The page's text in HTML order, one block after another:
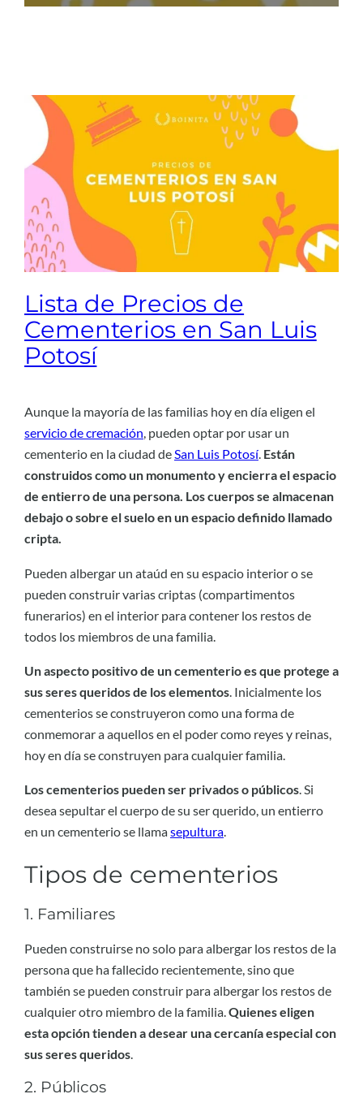
Lista de Precios de
Cementerios en San Luis
Potosí
Aunque la mayoría de las familias hoy en día eligen el
servicio de cremación, pueden optar por usar un
cementerio en la ciudad deSan Luis Potosí. Están
construidos como un monumento y encierra el espacio
de entierro de una persona. Los cuerpos se almacenan
debajo o sobre el suelo en un espacio definido llamado
cripta.
Pueden albergar un ataúd en su espacio interior o se
pueden construir varias criptas (compartimentos
funerarios) en el interior para contener los restos de
todos los miembros de una familia.
Un aspecto positivo de un cementerio es que protege a
sus seres queridos de los elementos. Inicialmente los
cementerios se construyeron como una forma de
conmemorar a aquellos en el poder como reyes y reinas,
hoy en día se construyen para cualquier familia.
Los cementerios pueden ser privados o públicos. Si
desea sepultar el cuerpo de su ser querido, un entierro
en un cementerio se llamasepultura.
Tipos de cementerios
1. Familiares
Pueden construirse no solo para albergar los restos de la
persona que ha fallecido recientemente, sino que
también se pueden construir para albergar los restos de
cualquier otro miembro de la familia.Quienes eligen
esta opción tienden a desear una cercanía especial con
sus seres queridos.
2. Públicos